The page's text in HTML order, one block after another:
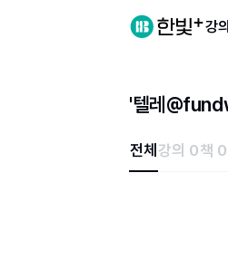
강
'텔레
전체 강의 0책 0